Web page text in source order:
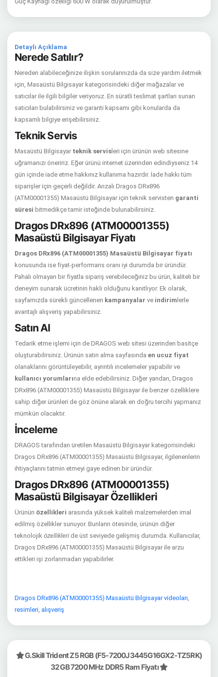
Detaylı Açıklama
Nerede Satılır?
Nereden alabileceğinize ilişkin sorularınızda da size yardım iletmek
için, Masaüstü Bilgisayar kategorisindeki diğer mağazalar ve
satıcılar ile ilgili bilgiler veriyoruz. En süratli teslimat şartları sunan
satıcıları bulabilirsiniz ve garanti kapsamı gibi konularda da
kapsamlı bilgiye erişebilirsiniz.
Teknik Servis
Masaüstü Bilgisayar teknik servis leri için ürünün web sitesine
uğramanızı öneririz. Eğer ürünü internet üzerinden edindiyseniz 14
gün içinde iade etme hakkınız kullanıma hazırdır. İade hakkı tüm
siparişler için geçerli değildir. Arızalı Dragos DRx896
(ATM00001355) Masaüstü Bilgisayar için teknik servisten garanti
süresi bitmedikçe tamir isteğinde bulunabilirsiniz.
Dragos DRx896 (ATM00001355)
Masaüstü Bilgisayar Fiyatı
Dragos DRx896 (ATM00001355) Masaüstü Bilgisayar fiyatı
konusunda ise fiyat-performans oranı iyi durumda bir üründür.
Pahalı olmayan bir fiyatla sipariş verebileceğiniz bu ürün, kaliteli bir
deneyim sunarak ücretinin haklı olduğunu kanıtlıyor. Ek olarak,
sayfamızda sürekli güncellenen kampanyalar ve indirim lerle
avantajlı alışveriş yapabilirsiniz.
Satın Al
Tedarik etme işlemi için de DRAGOS web sitesi üzerinden basitçe
oluşturabilirsiniz. Ürünün satın alma sayfasında en ucuz fiyat
olanaklarını görüntüleyebilir, ayrıntılı incelemeler yapabilir ve
kullanıcı yorumlarına elde edebilirsiniz. Diğer yandan, Dragos
DRx896 (ATM00001355) Masaüstü Bilgisayar ile benzer özelliklere
sahip diğer ürünleri de göz önüne alarak en doğru tercihi yapmanız
mümkün olacaktır.
İnceleme
DRAGOS tarafından üretilen Masaüstü Bilgisayar kategorisindeki
Dragos DRx896 (ATM00001355) Masaüstü Bilgisayar, ilgilenenlerin
ihtiyaçlarını tatmin etmeyi gaye edinen bir üründür.
Dragos DRx896 (ATM00001355)
Masaüstü Bilgisayar Özellikleri
Ürünün özellikleri arasında yüksek kaliteli malzemelerden imal
edilmiş özellikler sunuyor. Bunların ötesinde, ürünün diğer
teknolojik özellikleri de üst seviyede gelişmiş durumda. Kullanıcılar,
Dragos DRx896 (ATM00001355) Masaüstü Bilgisayar ile arzu
ettikleri işi zorlanmadan yapabilirler.
Dragos DRx896 (ATM00001355) Masaüstü Bilgisayar videoları,
resimleri, alışveriş
G.Skill Trident Z5 RGB (F5-7200J3445G16GX2-TZ5RK)
32 GB 7200 MHz DDR5 Ram Fiyatı